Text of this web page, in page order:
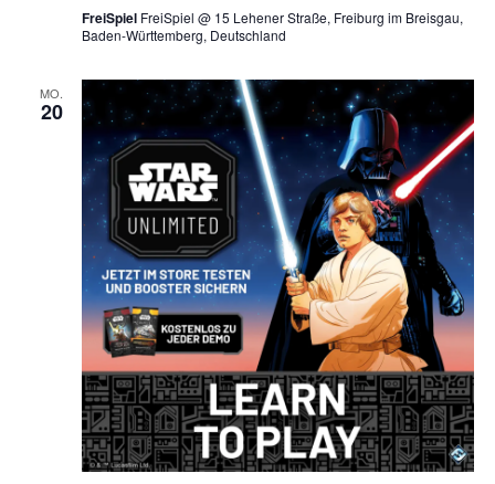
FreiSpiel FreiSpiel @ 15 Lehener Straße, Freiburg im Breisgau,
Baden-Württemberg, Deutschland
MO.
20